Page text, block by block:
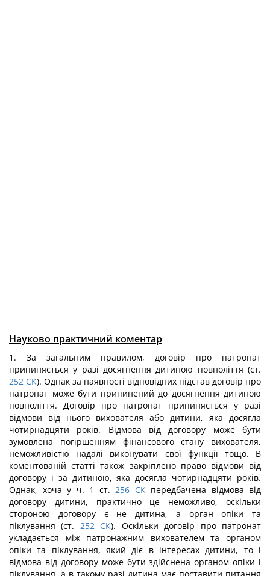
Науково практичний коментар
1. За загальним правилом, договір про патронат
припиняється у разі досягнення дитиною повноліття (ст.
252 СК). Однак за наявності відповідних підстав договір про
патронат може бути припинений до досягнення дитиною
повноліття. Договір про патронат припиняється у разі
відмови від нього вихователя або дитини, яка досягла
чотирнадцяти років. Відмова від договору може бути
зумовлена погіршенням фінансового стану вихователя,
неможливістю надалі виконувати свої функції тощо. В
коментованій статті також закріплено право відмови від
договору і за дитиною, яка досягла чотирнадцяти років.
Однак, хоча у ч. 1 ст. 256 СКпередбачена відмова від
договору дитини, практично це неможливо, оскільки
стороною договору є не дитина, а орган опіки та
піклування (ст. 252 СК). Оскільки договір про патронат
укладається між патронажним вихователем та органом
опіки та піклування, який діє в інтересах дитини, то і
відмова від договору може бути здійснена органом опіки і